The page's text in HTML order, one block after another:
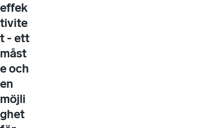
effek
tivite
t - ett
måst
e och
en
möjli
ghet